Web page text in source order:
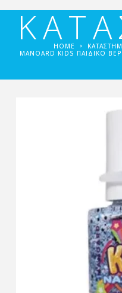
HOME
MANOARD KIDS ΠΑΙΔΙΚΌ